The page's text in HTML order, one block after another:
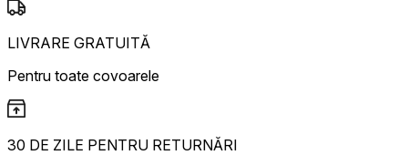
LIVRARE GRATUITĂ
Pentru toate covoarele
30 DE ZILE PENTRU RETURNĂRI